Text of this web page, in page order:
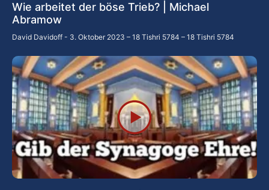
Wie arbeitet der böse Trieb? | Michael
Abramow
David Davidoff 3. Oktober 2023 – 18 Tishri 5784 – 18 Tishri 5784